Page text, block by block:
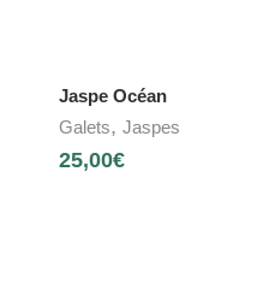
Jaspe Océan
Galets, Jaspes
25,00€